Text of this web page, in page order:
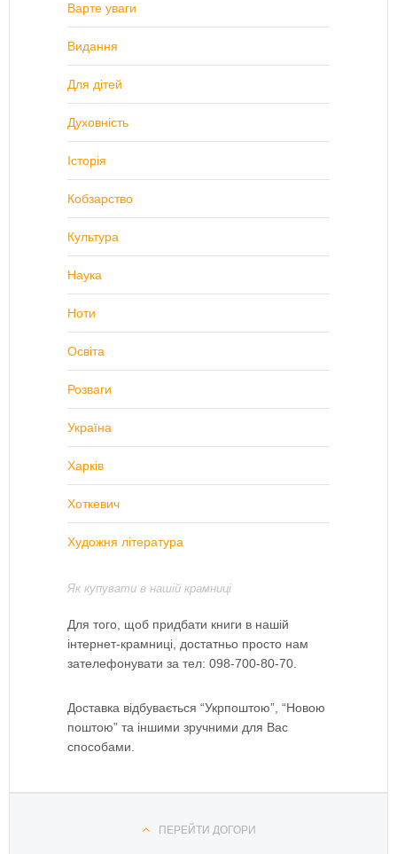
Варте уваги
Видання
Для дітей
Духовність
Історія
Кобзарство
Культура
Наука
Ноти
Освіта
Розваги
Україна
Харків
Хоткевич
Художня література
Як купувати в нашій крамниці
Для того, щоб придбати книги в нашій
інтернет-крамниці, достатньо просто нам
зателефонувати за тел: 098-700-80-70.
Доставка відбувається “Укрпоштою”, “Новою
поштою” та іншими зручними для Вас
способами.
ПЕРЕЙТИ ДОГОРИ